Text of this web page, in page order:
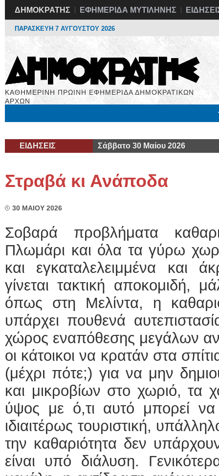
ΔΗΜΟΚΡΑΤΗΣ ΕΦΗΜΕΡΙΔΑ ΜΥΤΙΛΗΝΗΣ
ΠΑΡΑΣΚΕΥΗ 7 ΑΥΓΟΥΣΤΟΥ 2026
ΚΑΘΗΜΕΡΙΝΗ ΠΡΩΙΝΗ ΕΦΗΜΕΡΙΔΑ ΔΗΜΟΚΡΑΤΙΚΩΝ
ΑΡΧΩΝ
ΕΙΔΗΣΕΙΣ Σάββατο 30 Μαίου 2026
Στραβά κι Ανάποδα
30 ΜΑΙΟΥ 2026
Σοβαρά προβλήματα
Πλωμάρι και όλα τα γύρω
και εγκαταλελειμμένα και
γίνεται τακτική αποκομιδή,
όπως στη Μελίντα, η
υπάρχει πουθενά
χώρος εναπόθεσης μεγάλων
οι κάτοικοι να κρατάν στα
(μέχρι πότε;) για να μην
και μικροβίων στο χωριό, τα
ύψος με ό,τι αυτό μπορεί να
ιδιαιτέρως τουριστική,
την καθαριότητα δεν
είναι υπό διάλυση.